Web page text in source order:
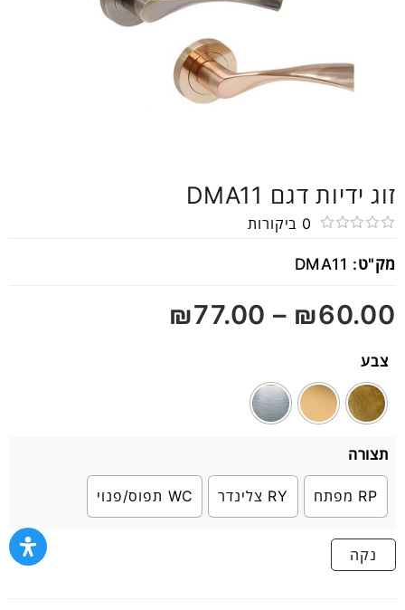
זוג ידיות דגם DMA11
0
5
0 ביקורות
מק"ט: DMA11
₪60.00
–
₪77.00
צבע
תצורה
RP מפתח RY צלינדר WC תפוס/פנוי
נקה